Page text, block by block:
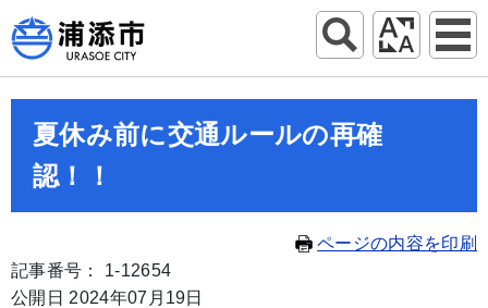
夏休み前に交通ルールの再確
認！！
ページの内容を印刷
記事番号： 1-12654
公開日 2024年07月19日